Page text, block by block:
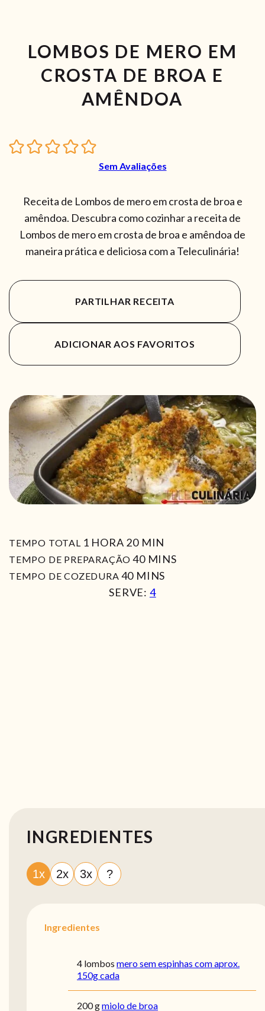
LOMBOS DE MERO EM
CROSTA DE BROA E
AMÊNDOA
Sem Avaliações
Receita de Lombos de mero em crosta de broa e
amêndoa. Descubra como cozinhar a receita de
Lombos de mero em crosta de broa e amêndoa de
maneira prática e deliciosa com a Teleculinária!
PARTILHAR RECEITA
ADICIONAR AOS FAVORITOS
TEMPO TOTAL 1 HORA
HORA 20MIN
MIN
TEMPO DE PREPARAÇÃO 40MIN
MINS
TEMPO DE COZEDURA 40MIN
MINS
SERVE: 4
INGREDIENTES
1x 2x 3x ?
Ingredientes
4 lombos mero sem espinhas com aprox.
150g cada
200 gmiolo de broa